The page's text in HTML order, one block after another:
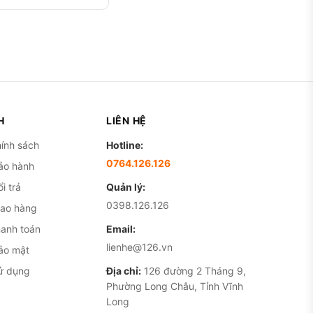
iPhone gọn nhẹ, pin
sạc, nhỉnh hơn rõ so
xã hội và game phổ
hoặc cần Apple
trở lên. Điểm cần cân
còn dùng tốt bao lâu
lý do nên mua ở nơi
hài lòng nhất không phải
tình trạng pin vẫn ở
sách
hành
trả
hàng
toán
mật
dụng
LIÊN HỆ
Hotline:
0764.126.126
Quản lý:
0398.126.126
Email:
lienhe@126.vn
Địa chỉ: 126 đường 2 Tháng 9,
Phường Long Châu, Tỉnh Vĩnh
Long